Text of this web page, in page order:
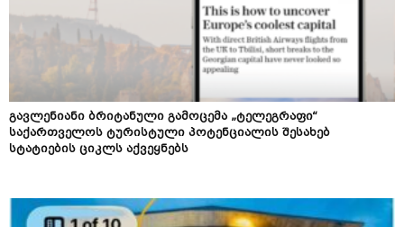
გავლენიანი ბრიტანული გამოცემა „ტელეგრაფი“
საქართველოს ტურისტული პოტენციალის შესახებ
სტატიების ციკლს აქვეყნებს